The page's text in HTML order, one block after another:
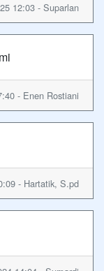
12:03 - Suparlan
- Enen Rostiani
- Hartatik, S.pd